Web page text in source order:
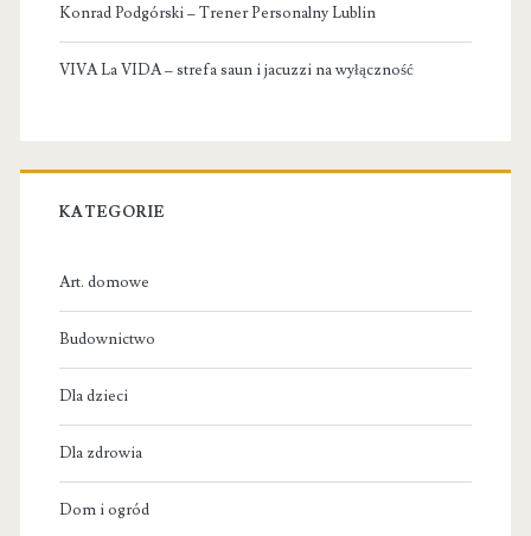
Konrad Podgórski – Trener Personalny Lublin
VIVA La VIDA – strefa saun i jacuzzi na wyłączność
KATEGORIE
Art. domowe
Budownictwo
Dla dzieci
Dla zdrowia
Dom i ogród